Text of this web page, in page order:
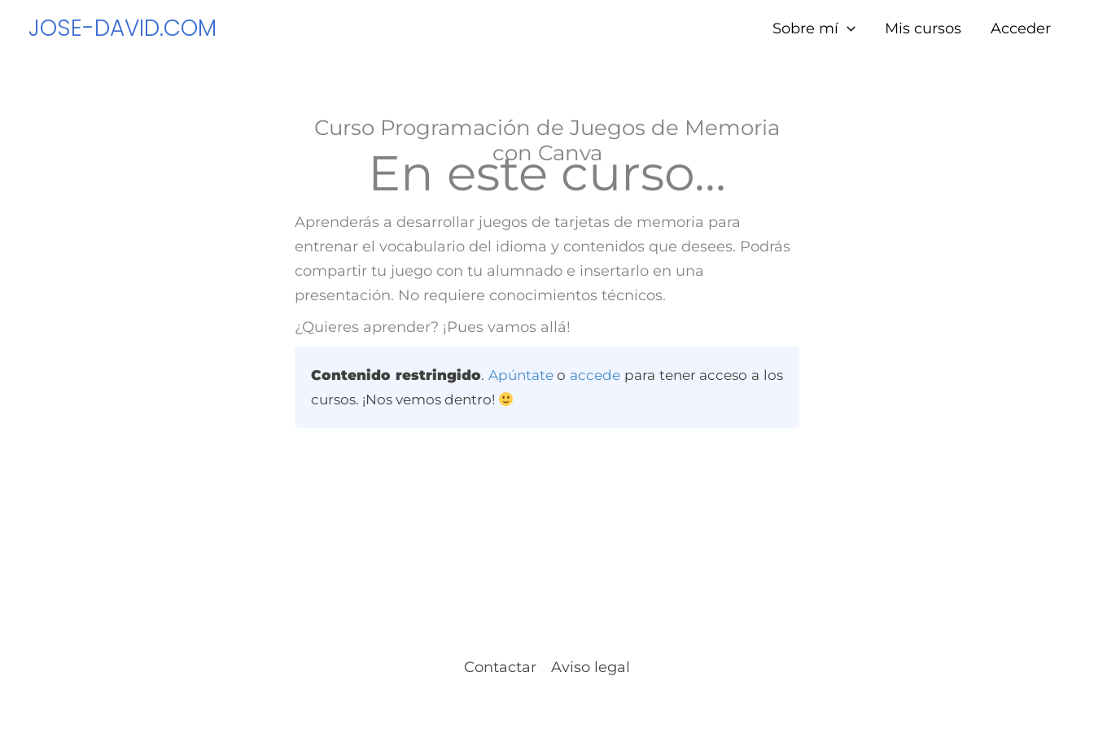
JOSE-DAVID.COM Sobre mí Mis cursos Acceder
Curso Programación de Juegos de Memoria
con Canva
En este curso…
Aprenderás a desarrollar juegos de tarjetas de memoria para
entrenar el vocabulario del idioma y contenidos que desees. Podrás
compartir tu juego con tu alumnado e insertarlo en una
presentación. No requiere conocimientos técnicos.
¿Quieres aprender? ¡Pues vamos allá!
Contenido restringido. Apúntateo accede para tener acceso a los
cursos. ¡Nos vemos dentro!
Contactar Aviso legal